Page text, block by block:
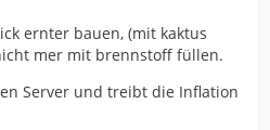
ernter bauen, (mit kaktus
mer mit brennstoff füllen.
Server und treibt die Inflation